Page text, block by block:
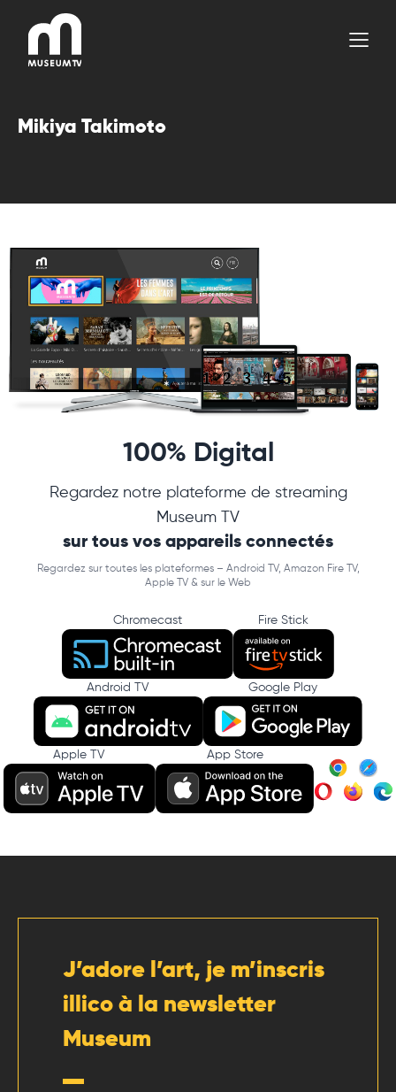
contenu
Mikiya Takimoto
100% Digital
Regardez notre plateforme de streaming
Museum TV
sur tous vos appareils connectés
Regardez sur toutes les plateformes – Android TV, Amazon Fire TV,
Apple TV & sur le Web
Chromecast Fire Stick
Android TV Google Play
Apple TV App Store
J’adore l’art, je m’inscris
illico à la newsletter
Museum